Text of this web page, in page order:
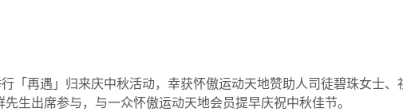
「再遇」归来庆中秋活动，幸获怀傲运动天地赞助人司徒碧珠女士、
生出席参与，与一众怀傲运动天地会员提早庆祝中秋佳节。